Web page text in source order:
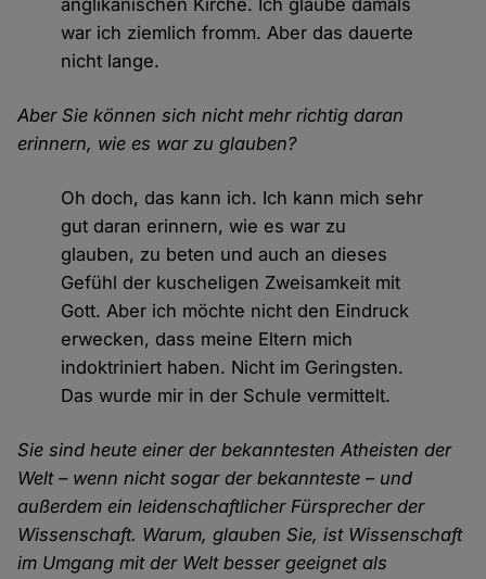
anglikanischen Kirche. Ich glaube damals
war ich ziemlich fromm. Aber das dauerte
nicht lange.
Aber Sie können sich nicht mehr richtig daran
erinnern, wie es war zu glauben?
Oh doch, das kann ich. Ich kann mich sehr
gut daran erinnern, wie es war zu
glauben, zu beten und auch an dieses
Gefühl der kuscheligen Zweisamkeit mit
Gott. Aber ich möchte nicht den Eindruck
erwecken, dass meine Eltern mich
indoktriniert haben. Nicht im Geringsten.
Das wurde mir in der Schule vermittelt.
Sie sind heute einer der bekanntesten Atheisten der
Welt – wenn nicht sogar der bekannteste – und
außerdem ein leidenschaftlicher Fürsprecher der
Wissenschaft. Warum, glauben Sie, ist Wissenschaft
im Umgang mit der Welt besser geeignet als